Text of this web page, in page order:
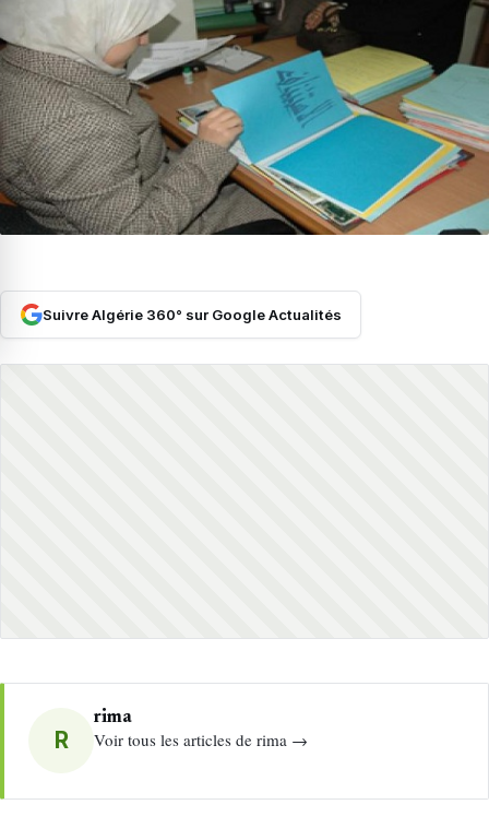
Suivre Algérie 360° sur Google Actualités
R
rima
Voir tous les articles de rima →